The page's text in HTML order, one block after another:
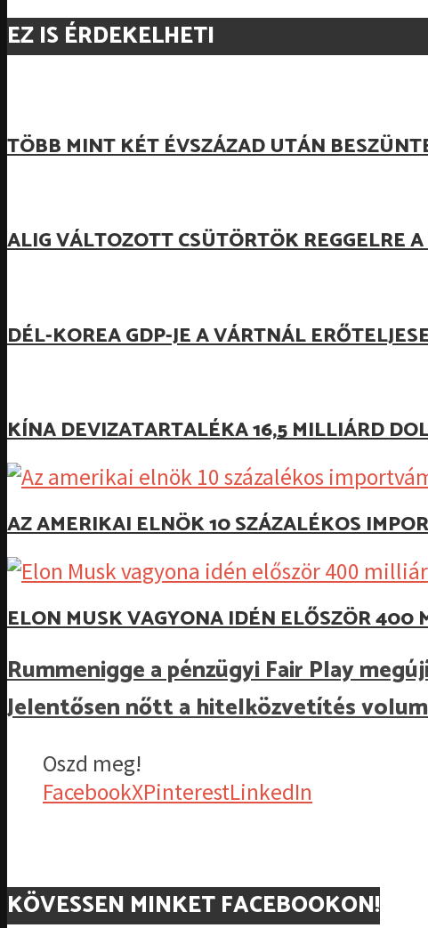
EZ IS ÉRDEKELHETI
TÖBB MINT KÉT ÉVSZÁZAD UTÁN
ALIG VÁLTOZOTT CSÜTÖRTÖK REGGELRE
DÉL-KOREA GDP-JE A VÁRTNÁL
KÍNA DEVIZATARTALÉKA 16,5 MILLIÁRD
AZ AMERIKAI ELNÖK 10 SZÁZALÉKOS
ELON MUSK VAGYONA IDÉN ELŐSZÖR 400
Rummenigge a pénzügyi Fair Play
Jelentősen nőtt a hitelközvetítés
Oszd meg!
FacebookXPinterestLinkedIn
KÖVESSEN MINKET FACEBOOKON!